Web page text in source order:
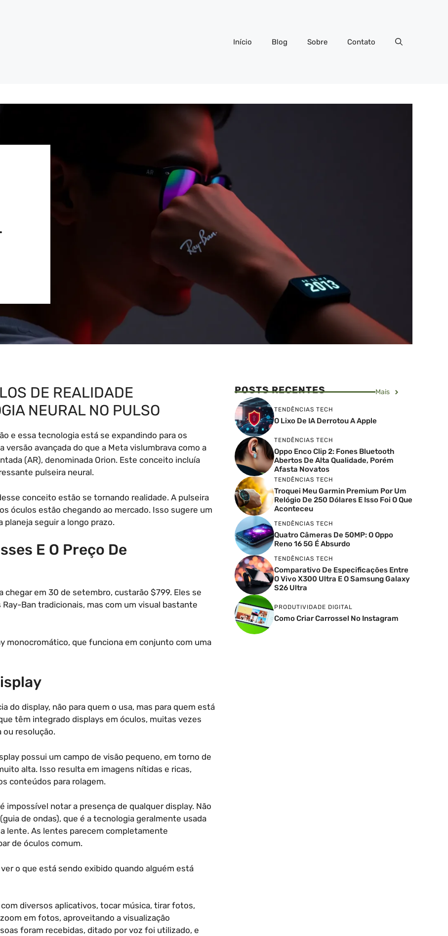
Início Blog Sobre Contato
DE REALIDADE
NEURAL NO PULSO
e essa tecnologia está se expandindo para os
avançada do que a Meta vislumbrava como a
(AR), denominada Orion. Este conceito incluía
pulseira neural.
conceito estão se tornando realidade. A pulseira
óculos estão chegando ao mercado. Isso sugere um
seguir a longo prazo.
E O Preço De
chegar em 30 de setembro, custarão $799. Eles se
Ban tradicionais, mas com um visual bastante
monocromático, que funciona em conjunto com uma
do display, não para quem o usa, mas para quem está
têm integrado displays em óculos, muitas vezes
ou resolução.
possui um campo de visão pequeno, em torno de
alta. Isso resulta em imagens nítidas e ricas,
conteúdos para rolagem.
impossível notar a presença de qualquer display. Não
de ondas), que é a tecnologia geralmente usada
lente. As lentes parecem completamente
de óculos comum.
o que está sendo exibido quando alguém está
diversos aplicativos, tocar música, tirar fotos,
em fotos, aproveitando a visualização
foram recebidas, ditado por voz foi utilizado, e
POSTS RECENTES Mais
TENDÊNCIAS TECH
O Lixo De IA Derrotou A Apple
TENDÊNCIAS TECH
Oppo Enco Clip 2: Fones Bluetooth
Abertos De Alta Qualidade, Porém
Afasta Novatos
TENDÊNCIAS TECH
Troquei Meu Garmin Premium Por Um
Relógio De 250 Dólares E Isso Foi O Que
Aconteceu
TENDÊNCIAS TECH
Quatro Câmeras De 50MP: O Oppo
Reno 16 5G É Absurdo
TENDÊNCIAS TECH
Comparativo De Especificações Entre
O Vivo X300 Ultra E O Samsung Galaxy
S26 Ultra
PRODUTIVIDADE DIGITAL
Como Criar Carrossel No Instagram